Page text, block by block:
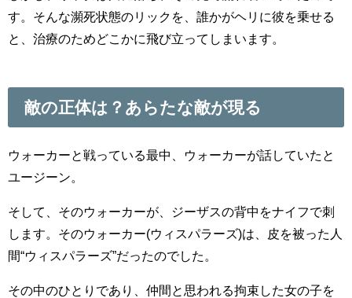
す。そんな瀕死状態のリックを、誰かがヘリに彼を乗せる
と、治療のためどこかに飛び立ってしまいます。
敵の正体は？あらたな敵が現る
ウォーカーと戦っている最中、ウォーカーが話していたと
ユージーン。
そして、そのウォーカーが、ジーザスの背中をナイフで刺
します。そのウォーカー(ウィスパラーズ)は、皮を被った人
間“ウィスパラーズ”だったのでした。
その中のひとりであり、仲間と思われる拘束した女の子を